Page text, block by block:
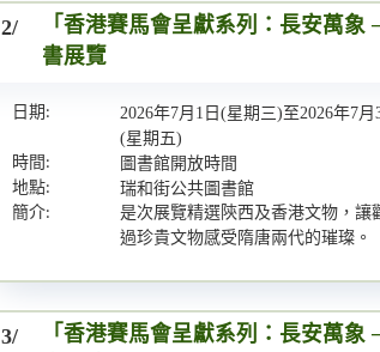
2/
「香港賽馬會呈獻系列：長安萬
書展覽
日期:
2026年7月1日(星期三)至2026年7月
(星期五)
時間:
圖書館開放時間
地點:
瑞和街公共圖書館
簡介:
是次展覽精選陝西及香港文物，讓
過珍貴文物感受隋唐兩代的璀璨。
3/
「香港賽馬會呈獻系列：長安萬